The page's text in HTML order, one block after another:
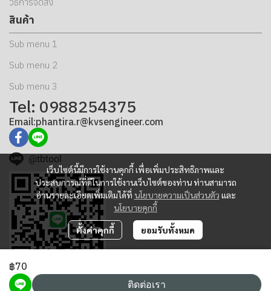
฿70
ติดต่อเรา
เว็บไซต์นี้มีการใช้งานคุกกี้ เพื่อเพิ่มประสิทธิภาพและ
ประสบการณ์ที่ดีในการใช้งานเว็บไซต์ของท่าน ท่านสามารถ
อ่านรายละเอียดเพิ่มเติมได้ที่ นโยบายความเป็นส่วนตัว และ
นโยบายคุกกี้
ตั้งค่าคุกกี้ ยอมรับทั้งหมด
สินค้า
Sub menu 1
Sub menu 2
Sub menu 3
Tel: 0988254375
Email:phantira.r@kvsengineer.com
@tbtool